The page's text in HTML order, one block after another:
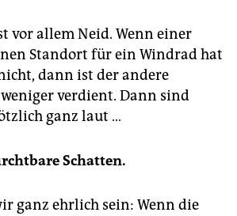
vor allem Neid. Wenn einer
Standort für ein Windrad hat
dann ist der andere
verdient. Dann sind
ganz laut …
Schatten.
ganz ehrlich sein: Wenn die